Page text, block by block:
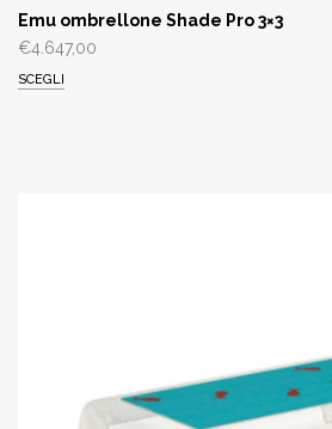
Emu ombrellone Shade Pro 3×3
€4.647,00
SCEGLI